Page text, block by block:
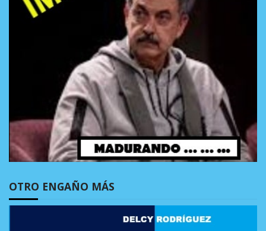
OTRO ENGAÑO MÁS